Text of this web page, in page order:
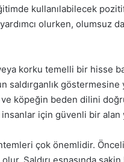
kullanılabilecek
olurken, olumsuz
korku temelli bir hisse
göstermesine
köpeğin beden dilini
için güvenli bir alan
çok önemlidir.